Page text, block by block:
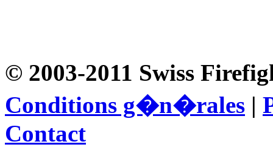
© 2003-2011 Swiss
Conditions g�n�rales |
Contact